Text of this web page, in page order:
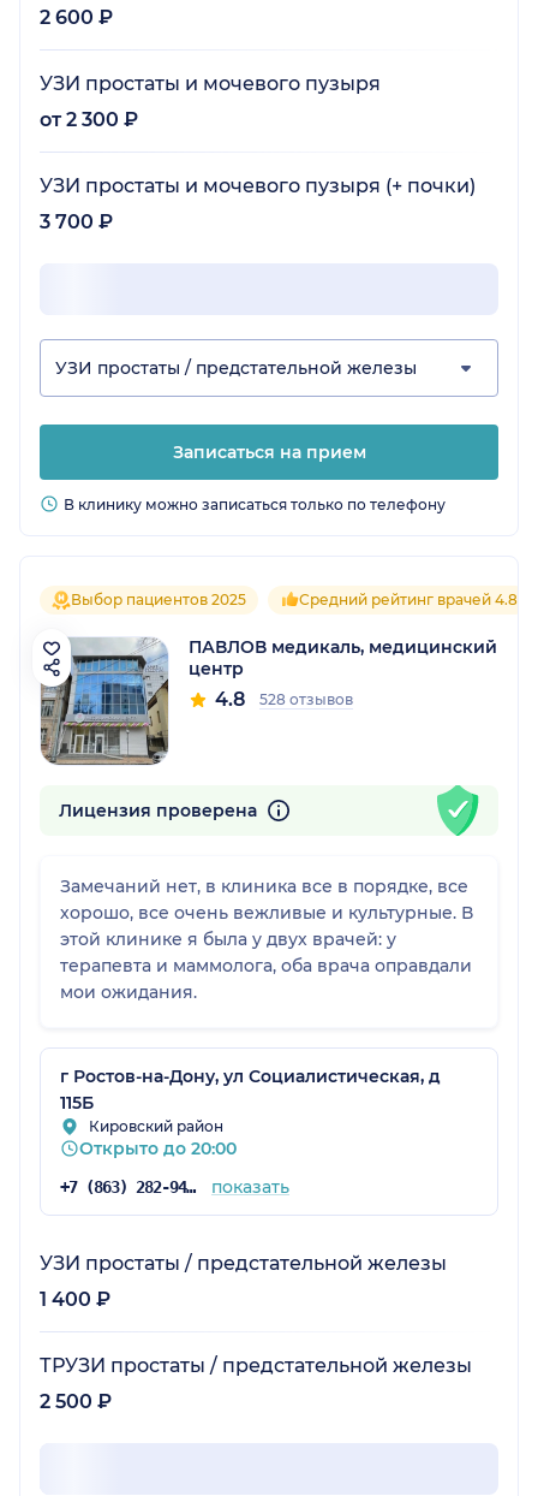
2 600 ₽
УЗИ простаты и мочевого пузыря
от 2 300 ₽
УЗИ простаты и мочевого пузыря (+ почки)
3 700 ₽
УЗИ простаты / предстательной железы
Записаться на прием
В клинику можно записаться только по телефону
Выбор пациентов 2025 Средний рейтинг врачей 4.8
ПАВЛОВ медикаль, медицинский
центр
4.8 528 отзывов
Лицензия проверена
Замечаний нет, в клиника все в порядке, все
хорошо, все очень вежливые и культурные. В
этой клинике я была у двух врачей: у
терапевта и маммолога, оба врача оправдали
мои ожидания.
г Ростов-на-Дону, ул Социалистическая, д
115Б
Кировский район
Открыто до 20:00
+7 (863) 282-94-45 показать
УЗИ простаты / предстательной железы
1 400 ₽
ТРУЗИ простаты / предстательной железы
2 500 ₽